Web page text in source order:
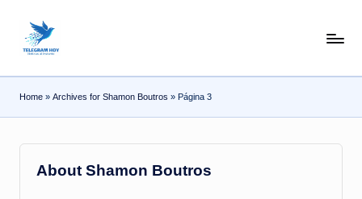
N
o
T
Home » Archives for Shamon Boutros » Página 3
About Shamon Boutros